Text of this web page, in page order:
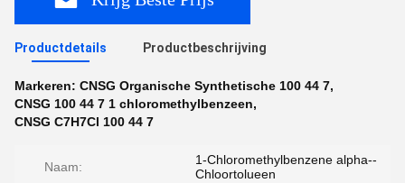
Productdetails Productbeschrijving
Markeren: CNSG Organische Synthetische 100 44 7,
CNSG 100 44 7 1 chloromethylbenzeen,
CNSG C7H7Cl 100 44 7
Naam:
1-Chloromethylbenzene alpha--
Chloortolueen